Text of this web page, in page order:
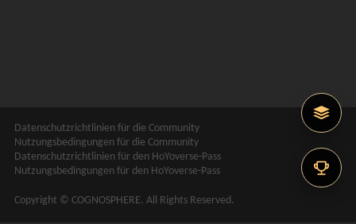
Datenschutzrichtlinien für die Community
Nutzungsbedingungen für die Community
Datenschutzrichtlinien für den HoYoverse-Pass
Nutzungsbedingungen für den HoYoverse-Pass
Copyright © COGNOSPHERE. All Rights Reserved.